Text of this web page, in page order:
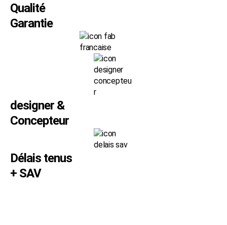
Qualité
Garantie
designer &
Concepteur
Délais tenus
+ SAV